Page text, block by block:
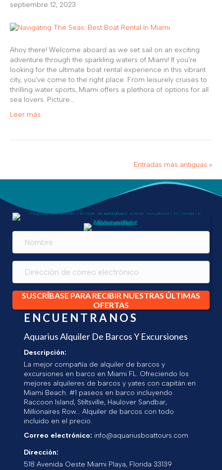
septiembre 12, 2023
Ahoy there! Welcome aboard as we set sail on an exciting
adventure through the sparkling waters of Miami! If you’re
looking for the ultimate boat rental experience in this vibrant
city, you’ve come to the right place. From leisurely cruises to
thrilling water sports, Miami offers a plethora of options for all
sea lovers. Picture…
Leer más
Entradas más antiguas »
SUSCRÍBASE PARA RECIBIR NUESTRAS ÚLTIMAS
OFERTAS
ENCUENTRANOS
Aquarius Alquiler De Barcos Y Excursiones
Descripción:
La mejor compañía de alquiler de barcos y
excursiones en barco en Miami FL. Ofreciendo los
mejores alquileres de barcos y yates con capitán en
Miami Beach. #1 paseos en barco incluyendo
Raccoon Island, Stiltsville, Haulover Sandbar,
Millionaires Row... Alquiler de barcos con todo
incluido en el precio.
Correo electrónico: info@aquariusboattours.com
Dirección:
518 Avenida Oeste Miami Playa, Florida 33139